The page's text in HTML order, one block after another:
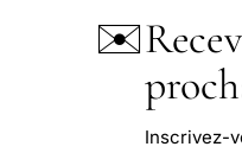
✉️
Inscrivez-